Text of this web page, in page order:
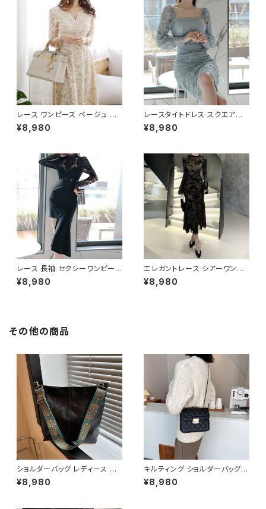
レス パーティードレス 結婚式
二次会 お呼ばれ 韓国ファッショ
ン 韓国風 フェミニン エレガント
きれいめ 地雷系 量産型 着痩せ
細見え 春 秋 冬 ブラック 黒 S
M L XL 20代 30代 40代 C-O
SS0260
冬 韓国風 フォーマル レディース
ロング丈 タイトシルエット 美脚
効果 スリム見え 体型カバー C-
OSS0258
レース ワンピース ベージュ マ
キシ丈ドレス 長袖 きれいめ 大
人上品 エレガント デート お呼
-OSS0257
¥8,980
レースタイトドレス スクエアネッ
ク ワンピース ミモレ丈 タイトド
レス 長袖レース エレガント 大
ばれ ドレス ワンピース ブルー
フォーマル 韓国風 キレイ系 体
型カバー 美シルエット スリムフ
ィット レディース 春夏 秋冬 デ
ート 食事会 発表会 同窓会 大
人女子 上品ワンピース C-OSS
0255
¥8,980
レース 長袖 セクシーワンピース
アシンメトリースカート タイトワ
ンピース パーティードレス ドレ
C-OSS0253
¥8,980
エレガントレース シアーワンピ
ース ロングドレス 透け感 レデ
ィース ワンピース タイトドレス
¥8,980
その他の商品
ショルダーバッグ レディース 大
容量バッグ ワイドストラップバッ
グ カジュアルバッグ 韓国風バッ
¥8,980
キルティング ショルダーバッグ
レディース チェーンバッグ ミニ
バッグ 斜めがけバッグ ワンショ
¥8,980